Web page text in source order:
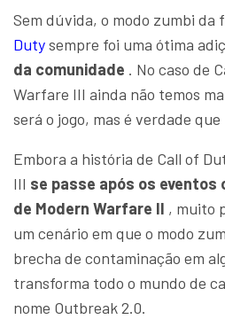
Sem dúvida, o modo zumbi da
Dutysempre foi uma ótima
da comunidade . No caso de
Warfare III ainda não temos
será o jogo, mas é verdade
Embora a história de Call of
III se passe após os
de Modern Warfare II , muito
um cenário em que o modo
brecha de contaminação em
transforma todo o mundo de
nome Outbreak 2.0.